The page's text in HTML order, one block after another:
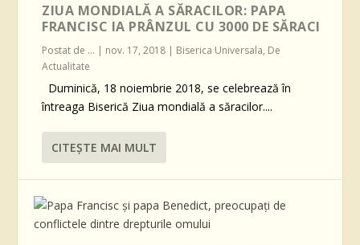
ZIUA MONDIALĂ A SĂRACILOR: PAPA
FRANCISC IA PRÂNZUL CU 3000 DE SĂRACI
Postat de ... | nov. 17, 2018 | Biserica Universala, De
Actualitate
Duminică, 18 noiembrie 2018, se celebrează în
întreaga Biserică Ziua mondială a săracilor....
CITEŞTE MAI MULT